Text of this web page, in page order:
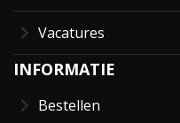
Vacatures
INFORMATIE
Bestellen